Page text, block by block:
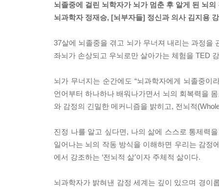
뇌졸중에 걸린 뇌학자가 뇌가 멈춘 후 알게 된 뇌의
뇌과학자 정재승, [뇌부자들] 정신과 의사 김지용
37살에 뇌졸중을 겪고 뇌가 무너져 내리는 과정을
좌뇌가 손상되고 우뇌로만 살아가는 체험을 TED
뇌가 무너지는 순간에도 “뇌과학자에게 뇌졸중이
언어부터 하나하나 배워나가면서 뇌의 회복력을
와 감정의 긴밀한 메커니즘을 밝히고, 전뇌적
진정 나를 알고 싶다면, 나의 삶에 스스로 통제력
일어나는 뇌의 작동 방식을 이해하면 우리는 감정
에서 강조하는 ‘전뇌적 삶’이자 주체적 삶이다.
뇌과학자가 밝혀낸 감정 세계는 깊이 있으며 경이